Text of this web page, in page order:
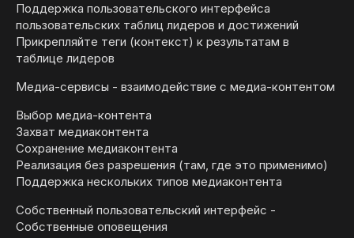
Поддержка пользовательского интерфейса
пользовательских таблиц лидеров и достижений
Прикрепляйте теги (контекст) к результатам в
таблице лидеров
Медиа-сервисы - взаимодействие с медиа-контентом
Выбор медиа-контента
Захват медиаконтента
Сохранение медиаконтента
Реализация без разрешения (там, где это применимо)
Поддержка нескольких типов медиаконтента
Собственный пользовательский интерфейс -
Собственные оповещения